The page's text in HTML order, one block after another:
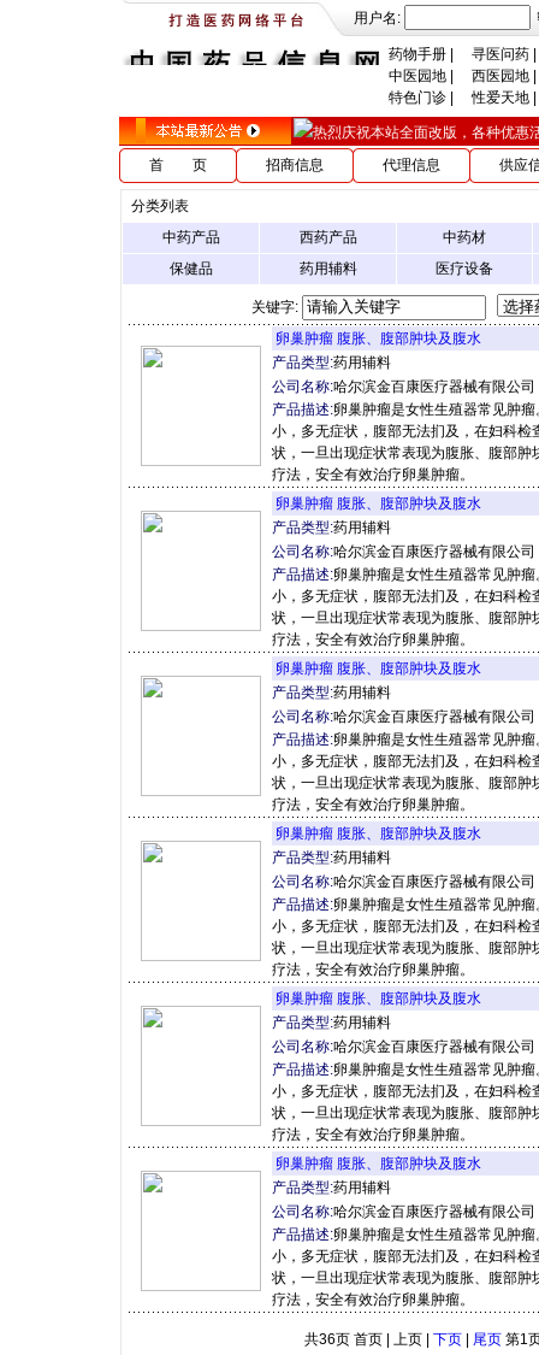
用户名:
药物手册 寻医问药
中医园地
西医园地
特色门诊| 性爱天地|
热烈庆祝本站全面改版，各种优惠
首 页
招商信息 代理信息 供应
分类列表
中药产品
西药产品
中药材
保健品
药用辅料 医疗设备
关键字:
卵巢肿瘤 腹胀、腹部肿块及腹水
产品类型:药用辅料
公司名称:哈尔滨金百康医疗器械有限公司
产品描述:卵巢肿瘤是女性生殖器常见肿
小，多无症状，腹部无法扪及，在妇科
状，一旦出现症状常表现为腹胀、腹部
疗法，安全有效治疗卵巢肿瘤。
卵巢肿瘤 腹胀、腹部肿块及腹水
产品类型:药用辅料
公司名称:哈尔滨金百康医疗器械有限公司
产品描述:卵巢肿瘤是女性生殖器常见肿
小，多无症状，腹部无法扪及，在妇科
状，一旦出现症状常表现为腹胀、腹部
疗法，安全有效治疗卵巢肿瘤。
卵巢肿瘤 腹胀、腹部肿块及腹水
产品类型:药用辅料
公司名称:哈尔滨金百康医疗器械有限公司
产品描述:卵巢肿瘤是女性生殖器常见肿
小，多无症状，腹部无法扪及，在妇科
状，一旦出现症状常表现为腹胀、腹部
疗法，安全有效治疗卵巢肿瘤。
卵巢肿瘤 腹胀、腹部肿块及腹水
产品类型:药用辅料
公司名称:哈尔滨金百康医疗器械有限公司
产品描述:卵巢肿瘤是女性生殖器常见肿
小，多无症状，腹部无法扪及，在妇科
状，一旦出现症状常表现为腹胀、腹部
疗法，安全有效治疗卵巢肿瘤。
卵巢肿瘤 腹胀、腹部肿块及腹水
产品类型:药用辅料
公司名称:哈尔滨金百康医疗器械有限公司
产品描述:卵巢肿瘤是女性生殖器常见肿
小，多无症状，腹部无法扪及，在妇科
状，一旦出现症状常表现为腹胀、腹部
疗法，安全有效治疗卵巢肿瘤。
卵巢肿瘤 腹胀、腹部肿块及腹水
产品类型:药用辅料
公司名称:哈尔滨金百康医疗器械有限公司
产品描述:卵巢肿瘤是女性生殖器常见肿
小，多无症状，腹部无法扪及，在妇科
状，一旦出现症状常表现为腹胀、腹部
疗法，安全有效治疗卵巢肿瘤。
共36页 首页 | 上页 | 下页 尾页 第1